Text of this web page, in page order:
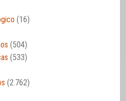
(16)
(504)
(533)
(2.762)